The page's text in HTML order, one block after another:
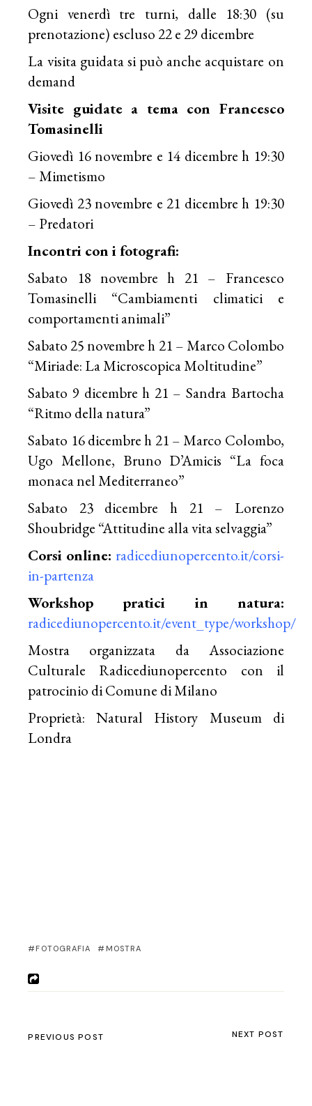
Ogni venerdì tre turni, dalle 18:30 (su
prenotazione) escluso 22 e 29 dicembre
La visita guidata si può anche acquistare on
demand
Visite guidate a tema con Francesco
Tomasinelli
Giovedì 16 novembre e 14 dicembre h 19:30
– Mimetismo
Giovedì 23 novembre e 21 dicembre h 19:30
– Predatori
Incontri con i fotografi:
Sabato 18 novembre h 21 – Francesco
Tomasinelli “Cambiamenti climatici e
comportamenti animali”
Sabato 25 novembre h 21 – Marco Colombo
“Miriade: La Microscopica Moltitudine”
Sabato 9 dicembre h 21 – Sandra Bartocha
“Ritmo della natura”
Sabato 16 dicembre h 21 – Marco Colombo,
Ugo Mellone, Bruno D’Amicis “La foca
monaca nel Mediterraneo”
Sabato 23 dicembre h 21 – Lorenzo
Shoubridge “Attitudine alla vita selvaggia”
Corsi online: radicediunopercento.it/corsi-
in-partenza
Workshop pratici in natura:
radicediunopercento.it/event_type/workshop/
Mostra organizzata da Associazione
Culturale Radicediunopercento con il
patrocinio di Comune di Milano
Proprietà: Natural History Museum di
Londra
FOTOGRAFIA MOSTRA
PREVIOUS POST NEXT POST